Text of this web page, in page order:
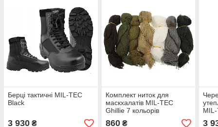
Берці тактичні MIL-TEC
Black
3 930 ₴
Комплект ниток для
маскхалатів MIL-TEC
Ghillie 7 кольорів
11969000
860₴ 3